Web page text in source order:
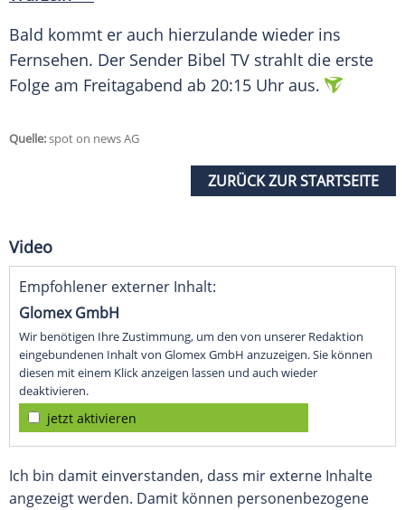
Bald kommt er auch hierzulande wieder ins
Fernsehen. Der Sender Bibel TV strahlt die erste
Folge am Freitagabend ab 20:15 Uhr aus.
Quelle:spot on news AG
ZURÜCK ZUR STARTSEITE
Video
Empfohlener externer Inhalt:
Glomex GmbH
Wir benötigen Ihre Zustimmung, um den von unserer Redaktion
eingebundenen Inhalt von Glomex GmbH anzuzeigen. Sie können
diesen mit einem Klick anzeigen lassen und auch wieder
deaktivieren.
jetzt aktivieren
Ich bin damit einverstanden, dass mir externe Inhalte
angezeigt werden. Damit können personenbezogene